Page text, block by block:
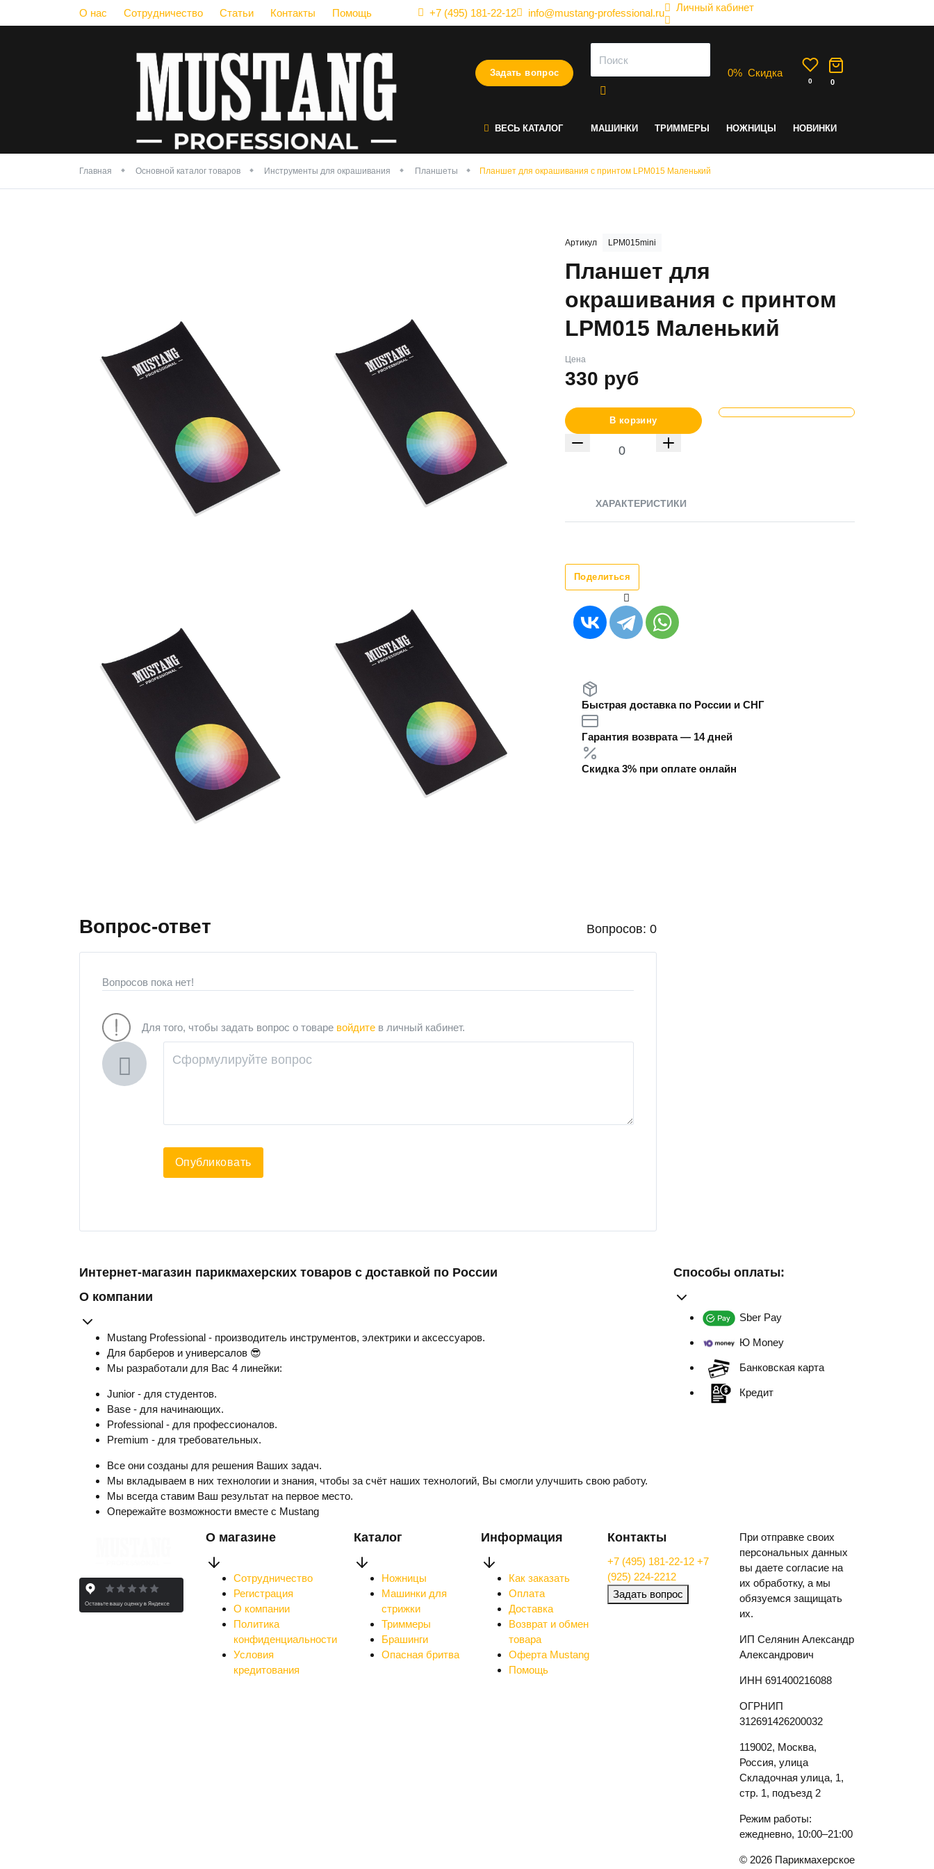
О нас Сотрудничество Статьи Контакты Помощь +7 (495) 181-22-12 info@mustang-professional.ru Личный кабинет
Задать вопрос 0% Скидка
0 0
ВЕСЬ КАТАЛОГ МАШИНКИ ТРИММЕРЫ НОЖНИЦЫ НОВИНКИ
Главная Основной каталог товаров Инструменты для окрашивания Планшеты Планшет для окрашивания с принтом LPM015 Маленький
Артикул LPM015mini
Планшет для
окрашивания с принтом
LPM015 Маленький
Цена
330 руб
В корзину
ХАРАКТЕРИСТИКИ
Поделиться
Быстрая доставка по России и СНГ
Гарантия возврата — 14 дней
Скидка 3% при оплате онлайн
Вопрос-ответ Вопросов: 0
Вопросов пока нет!
Для того, чтобы задать вопрос о товаре войдите в личный кабинет.
Опубликовать
Интернет-магазин парикмахерских товаров с доставкой по России
О компании
Mustang Professional - производитель инструментов, электрики и аксессуаров.
Для барберов и универсалов 😎
Мы разработали для Вас 4 линейки:
Junior - для студентов.
Base - для начинающих.
Professional - для профессионалов.
Premium - для требовательных.
Все они созданы для решения Ваших задач.
Мы вкладываем в них технологии и знания, чтобы за счёт наших технологий, Вы смогли улучшить свою работу.
Мы всегда ставим Ваш результат на первое место.
Опережайте возможности вместе с Mustang
Способы оплаты:
Sber Pay
Ю Money
Банковская карта
Кредит
О магазине
Сотрудничество
Регистрация
О компании
Политика
конфиденциальности
Условия
кредитования
Каталог
Ножницы
Машинки для
стрижки
Триммеры
Брашинги
Опасная бритва
Информация
Как заказать
Оплата
Доставка
Возврат и обмен
товара
Оферта Mustang
Помощь
Контакты
+7 (495) 181-22-12 +7
(925) 224-2212
Задать вопрос
При отправке своих
персональных данных
вы даете согласие на
их обработку, а мы
обязуемся защищать
их.
ИП Селянин Александр
Александрович
ИНН 691400216088
ОГРНИП
312691426200032
119002, Москва,
Россия, улица
Складочная улица, 1,
стр. 1, подъезд 2
Режим работы:
ежедневно, 10:00–21:00
© 2026 Парикмахерское